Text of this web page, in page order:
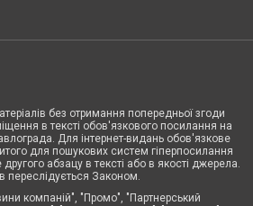
без отримання попередньої згоди
в тексті обов'язкового посилання на
Для інтернет-видань обов'язкове
для пошукових систем гіперпосилання
абзацу в тексті або в якості джерела.
переслідується Законом.
компаній", "Промо", "Партнерський